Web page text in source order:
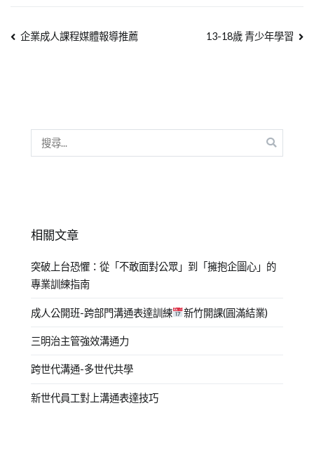
企業成人課程媒體報導推薦 13-18歲 青少年學習
相關文章
突破上台恐懼：從「不敢面對公眾」到「擁抱企圖心」的
專業訓練指南
成人公開班-跨部門溝通表達訓練 新竹開課(圓滿結業)
三明治主管強效溝通力
跨世代溝通-多世代共學
新世代員工對上溝通表達技巧